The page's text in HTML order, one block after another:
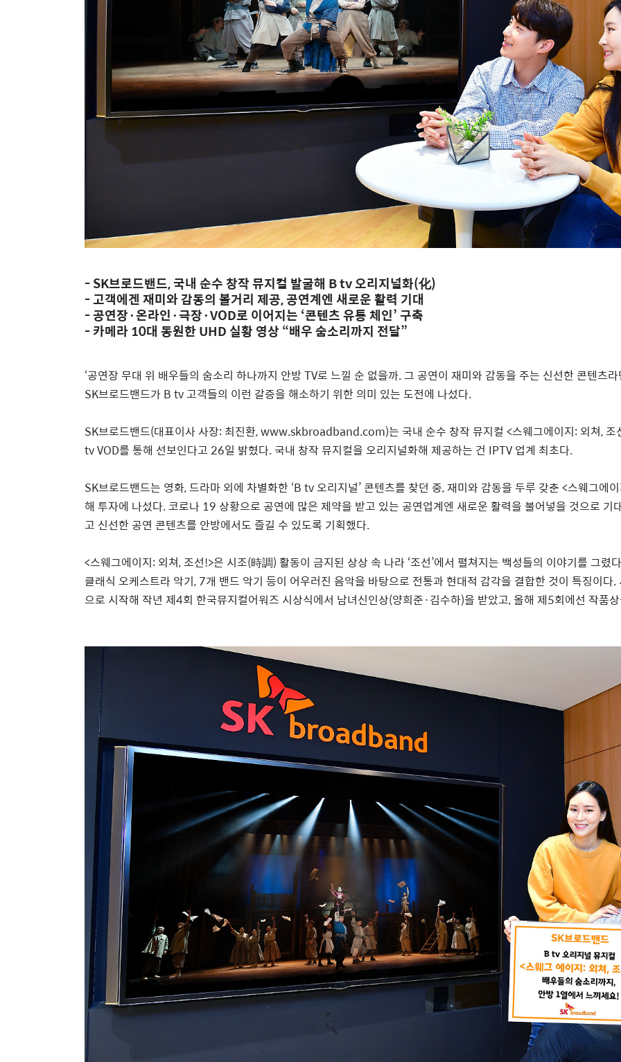
- SK브로드밴드, 국내 순수 창작 뮤지컬 발굴해 B tv 오리지널화(化)
- 고객에겐 재미와 감동의 볼거리 제공, 공연계엔 새로운 활력 기대
- 공연장·온라인·극장·VOD로 이어지는 ‘콘텐츠 유통 체인’ 구축
- 카메라 10대 동원한 UHD 실황 영상 “배우 숨소리까지 전달”
‘공연장 무대 위 배우들의 숨소리 하나까지 안방TV로 느낄 순 없을까.그 공연이 재미와 감동을 주는 신선한 콘텐츠
SK브로드밴드가 B tv고객들의 이런 갈증을 해소하기 위한 의미 있는 도전에 나섰다.
SK브로드밴드(대표이사 사장: 최진환, www.skbroadband.com)는 국내 순수 창작 뮤지컬 <스웨그에이지: 외쳐,조
tv VOD를 통해 선보인다고 26일 밝혔다.국내 창작 뮤지컬을 오리지널화해 제공하는 건 IPTV 업계 최초다.
SK브로드밴드는 영화,드라마 외에 차별화한 ‘B tv오리지널’콘텐츠를 찾던 중, 재미와 감동을 두루 갖춘 <스웨그에
해 투자에 나섰다.코로나 19 상황으로 공연에 많은 제약을 받고 있는 공연업계엔 새로운 활력을 불어넣을 것으로 기
고 신선한 공연 콘텐츠를 안방에서도 즐길 수 있도록 기획했다.
<스웨그에이지: 외쳐,조선!>은 시조(時調) 활동이 금지된 상상 속 나라 ‘조선’에서 펼쳐지는 백성들의 이야기를 그렸다
클래식 오케스트라 악기, 7개 밴드 악기 등이 어우러진 음악을 바탕으로 전통과 현대적 감각을 결합한 것이 특징이다.
으로 시작해 작년 제4회 한국뮤지컬어워즈 시상식에서 남녀신인상(양희준·김수하)을 받았고,올해 제5회에선 작품